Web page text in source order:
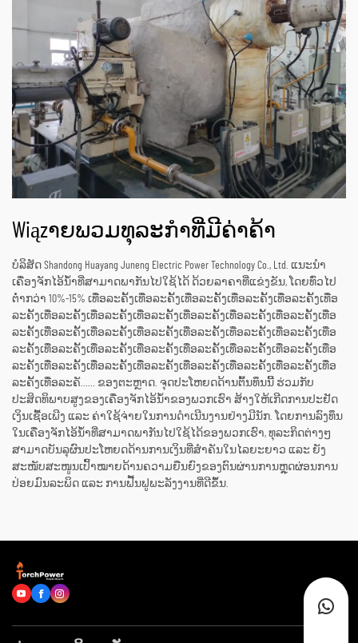
Wiązາຍພວມທຸລະກຳທີ່ມີຄ່າຄ້າ
ບໍລິສັດ Shandong Huayang Juneng Electric Power Technology Co., Ltd. ແນະນຳ
ເຄື່ອງຈັກໄອ້ນ້ຳທີ່ສາມາດພາກັນໄປໃຊ້ໄດ້ ດ້ວຍລາຄາທີ່ແຂ່ງຂັນ, ໂດຍທົ່ວໄປ
ຕ່ຳກວ່າ 10%-15% ເທື່ອລະຄັ້ງເທື່ອລະຄັ້ງເທື່ອລະຄັ້ງເທື່ອລະຄັ້ງເທື່ອລະຄັ້ງເທື່ອ
ລະຄັ້ງເທື່ອລະຄັ້ງເທື່ອລະຄັ້ງເທື່ອລະຄັ້ງເທື່ອລະຄັ້ງເທື່ອລະຄັ້ງເທື່ອລະຄັ້ງເທື່ອ
ລະຄັ້ງເທື່ອລະຄັ້ງເທື່ອລະຄັ້ງເທື່ອລະຄັ້ງເທື່ອລະຄັ້ງເທື່ອລະຄັ້ງເທື່ອລະຄັ້ງເທື່ອ
ລະຄັ້ງເທື່ອລະຄັ້ງເທື່ອລະຄັ້ງເທື່ອລະຄັ້ງເທື່ອລະຄັ້ງເທື່ອລະຄັ້ງເທື່ອລະຄັ້ງເທື່ອ
ລະຄັ້ງເທື່ອລະຄັ້ງເທື່ອລະຄັ້ງເທື່ອລະຄັ້ງເທື່ອລະຄັ້ງເທື່ອລະຄັ້ງເທື່ອລະຄັ້ງເທື່ອ
ລະຄັ້ງເທື່ອລະຄັ...... ຂອງຕະຫຼາດ. ຈຸດປະໂຫຍດດ້ານຕົ້ນທຶນນີ້ ຮ່ວມກັບ
ປະສິດທິພາບສູງຂອງເຄື່ອງຈັກໄອ້ນ້ຳຂອງພວກເຮົາ ສ້າງໃຫ້ເກີດການປະຢັດ
ເງິນເຊື້ອເພີງ ແລະ ຄ່າໃຊ້ຈ່າຍໃນການດຳເນີນງານຢ່າງມີນັກ. ໂດຍການລົງທຶນ
ໃນເຄື່ອງຈັກໄອ້ນ້ຳທີ່ສາມາດພາກັນໄປໃຊ້ໄດ້ຂອງພວກເຮົາ, ທຸລະກິດຕ່າງໆ
ສາມາດບັນລຸຜົນປະໂຫຍດດ້ານການເງິນທີ່ສຳຄັນໃນໄລຍະຍາວ ແລະ ຍັງ
ສະໜັບສະໜູນເປົ້າໝາຍດ້ານຄວາມຍືນຍົງຂອງຕົນຜ່ານການຫຼຸດຜ່ອນການ
ປ່ອຍມົນລະພິດ ແລະ ການຟື້ນຟູພະລັງງານທີ່ດີຂຶ້ນ.